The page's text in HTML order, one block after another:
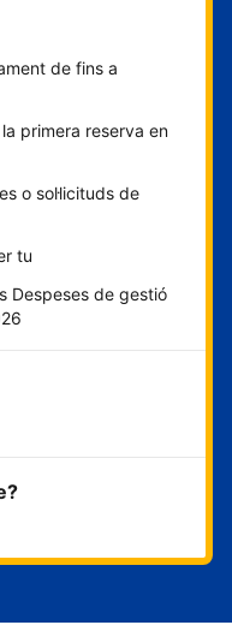
de fins a
primera reserva en
o sol·licituds de
tu
Despeses de gestió